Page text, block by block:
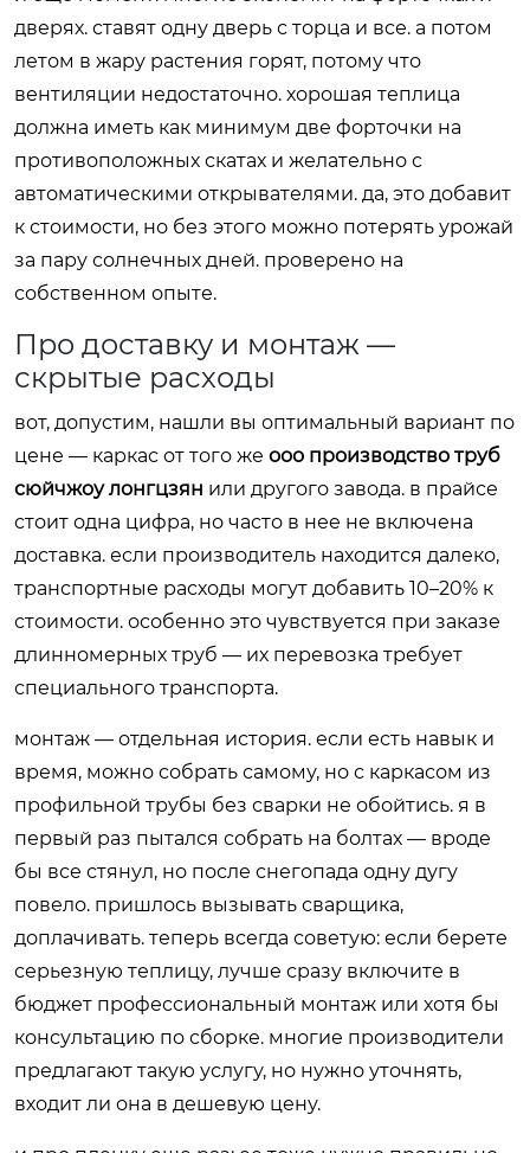
дверях. ставят одну дверь с торца и все. а потом
летом в жару растения горят, потому что
вентиляции недостаточно. хорошая теплица
должна иметь как минимум две форточки на
противоположных скатах и желательно с
автоматическими открывателями. да, это добавит
к стоимости, но без этого можно потерять урожай
за пару солнечных дней. проверено на
собственном опыте.
Про доставку и монтаж —
скрытые расходы
вот, допустим, нашли вы оптимальный вариант по
цене — каркас от того же ооо производство труб
сюйчжоу лонгцзян или другого завода. в прайсе
стоит одна цифра, но часто в нее не включена
доставка. если производитель находится далеко,
транспортные расходы могут добавить 10–20% к
стоимости. особенно это чувствуется при заказе
длинномерных труб — их перевозка требует
специального транспорта.
монтаж — отдельная история. если есть навык и
время, можно собрать самому, но с каркасом из
профильной трубы без сварки не обойтись. я в
первый раз пытался собрать на болтах — вроде
бы все стянул, но после снегопада одну дугу
повело. пришлось вызывать сварщика,
доплачивать. теперь всегда советую: если берете
серьезную теплицу, лучше сразу включите в
бюджет профессиональный монтаж или хотя бы
консультацию по сборке. многие производители
предлагают такую услугу, но нужно уточнять,
входит ли она в дешевую цену.